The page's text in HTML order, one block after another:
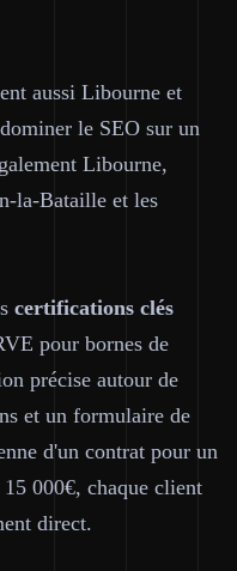
aussi Libourne et
le SEO sur un
Libourne,
la-Bataille et les
certifications clés
pour bornes de
précise autour de
et un formulaire de
d'un contrat pour un
000€, chaque client
direct.